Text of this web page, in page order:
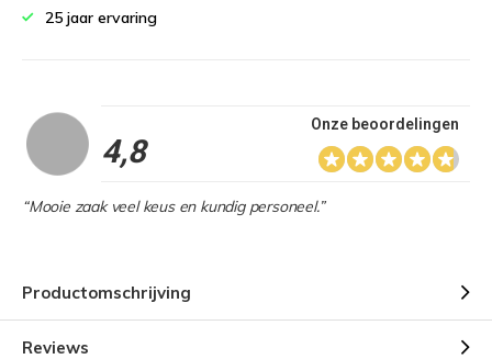
25 jaar ervaring
4,8
Onze beoordelingen
“Mooie zaak veel keus en kundig personeel.”
Productomschrijving
Reviews